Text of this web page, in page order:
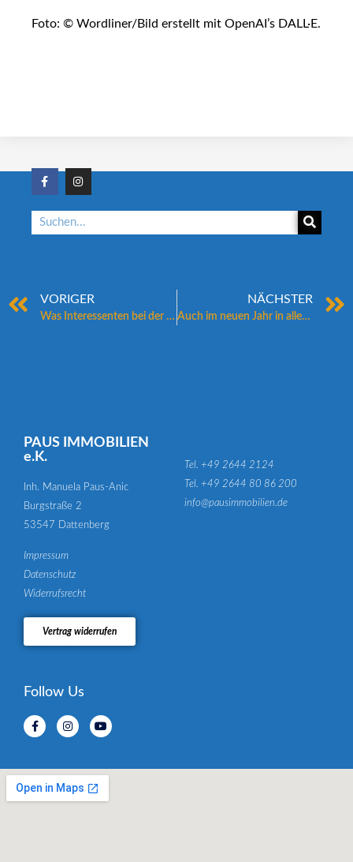
Foto: © Wordliner/Bild erstellt mit OpenAI’s DALL·E.
VORIGER
Was Interessenten bei der Immobilienbesichtigung beachten sollten
NÄCHSTER
Auch im neuen Jahr in allen Immobilienangelegenheiten an Ihrer Seite
PAUS IMMOBILIEN
e.K.
Inh. Manuela Paus-Anic
Burgstraße 2
53547 Dattenberg
Tel. +49 2644 2124
Tel. +49 2644 80 86 200
info@pausimmobilien.de
Impressum
Datenschutz
Widerrufsrecht
Vertrag widerrufen
Follow Us